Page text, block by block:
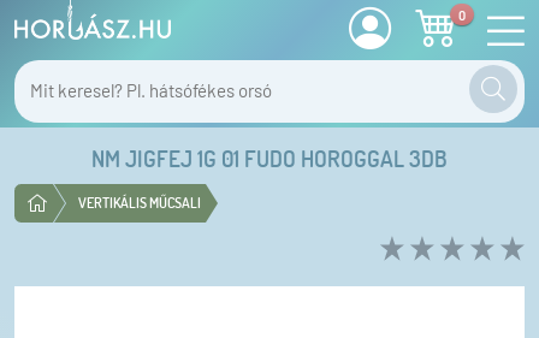
0
NM JIGFEJ 1G 01 FUDO HOROGGAL 3DB
VERTIKÁLIS MŰCSALI